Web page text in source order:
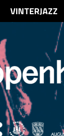
VINTERJAZZ